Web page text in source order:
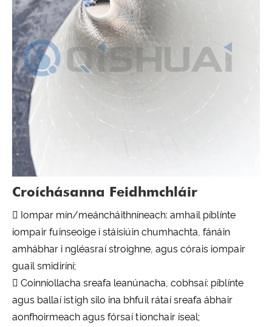
Croíchásanna Feidhmchláir
 Iompar mín/meáncháithníneach: amhail píblínte
iompair fuinseoige i stáisiúin chumhachta, fánáin
amhábhar i ngléasraí stroighne, agus córais iompair
guail smidiríní;
 Coinníollacha sreafa leanúnacha, cobhsaí: píblínte
agus ballaí istigh silo ina bhfuil rátaí sreafa ábhair
aonfhoirmeach agus fórsaí tionchair íseal;